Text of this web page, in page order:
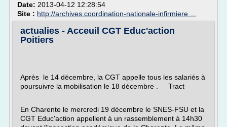
Date: 2013-04-12 12:28:54
Site : http://archives.coordination-nationale-infirmiere ...
actualies - Acceuil CGT Educ'action
Poitiers
Après le 14 décembre, la CGT appelle tous les salariés à
poursuivre la mobilisation le 18 décembre . Tract
En Charente le mercredi 19 décembre le SNES-FSU et la
CGT Educ'action appellent à un rassemblement à 14h30